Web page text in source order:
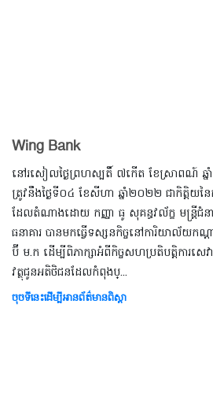
Wing Bank
នៅរសៀលថ្ងៃព្រហស្បតិ៍ ៧កើត ខែស្រាពណ៍ ឆ្
ត្រូវនឹងថ្ងៃទី០៤ ខែសីហា ឆ្នាំ២០២២ ជាកិត្តិយនៃ
ដែលតំណាងដោយ កញ្ញា ធូ សុគន្ធវល័ក្ខ មន្ត្រីជំ
ធនាគារ បានមកធ្វើទស្សនកិច្ចនៅការិយាល័យកណ្
ប៊ី ម.ក ដើម្បីពិភាក្សាអំពីកិច្ចសហប្រតិបត្តិការស
វត្ថុជូនអតិថិជនដែលកំពុងប្...
ចុចទីនេះដើម្បីអានព័ត៌មានពិស្តា